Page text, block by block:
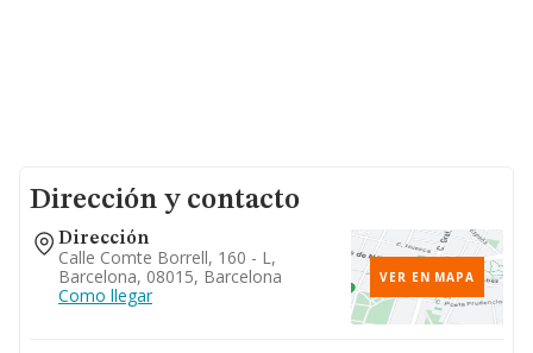
Dirección y contacto
Dirección
Calle Comte Borrell, 160 - L,
Barcelona, 08015, Barcelona
Como llegar
VER EN MAPA